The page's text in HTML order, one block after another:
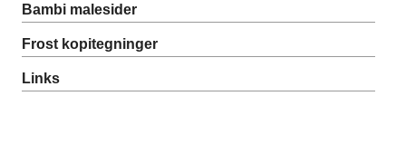
Bambi malesider
Frost kopitegninger
Links